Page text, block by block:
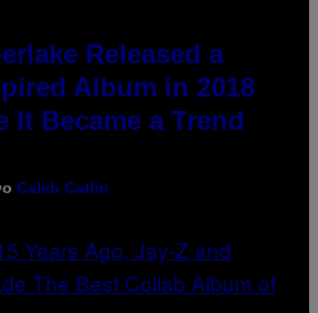
Released a
Album in 2018
It Became a Trend
Caleb Catlin